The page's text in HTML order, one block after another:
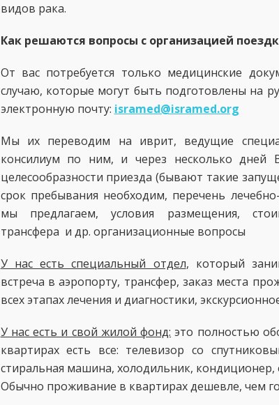
видов рака.
Как решаются вопросы с организацией
От вас потребуется только медицинские
случаю, которые могут быть подготовлены на
электронную почту: isramed@isramed.org
Мы их переводим на иврит, ведущие
консилиум по ним, и через несколько дней
целесообразности приезда (бывают такие
срок пребывания необходим, перечень
мы предлагаем, условия размещения,
трансфера и др. организационные вопросы
У нас есть специальный отдел, который
встреча в аэропорту, трансфер, заказ места
всех этапах лечения и диагностики,
У нас есть и свой жилой фонд: это полностью
квартирах есть все: телевизор со
стиральная машина, холодильник, кондиционер,
Обычно проживание в квартирах дешевле, чем